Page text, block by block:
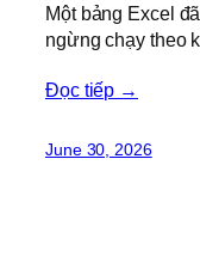
Một bảng Excel
ngừng chạy theo
Đọc tiếp →
June 30, 2026